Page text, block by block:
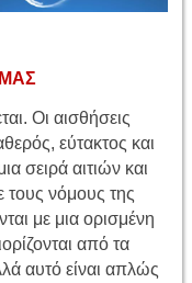
Οι αισθήσεις
εύτακτος και
σειρά αιτιών και
τους νόμους της
με μια ορισμένη
από τα
αυτό είναι απλώς